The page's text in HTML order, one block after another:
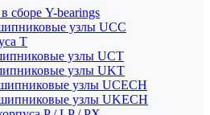
сборе Y-bearings
узлы UCC
T
узлы UCT
узлы UKT
узлы UCECH
узлы UKECH